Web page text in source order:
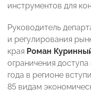
инструментов для
Руководитель
и регулирования
края Роман
ограничения
года в регионе
85 видам